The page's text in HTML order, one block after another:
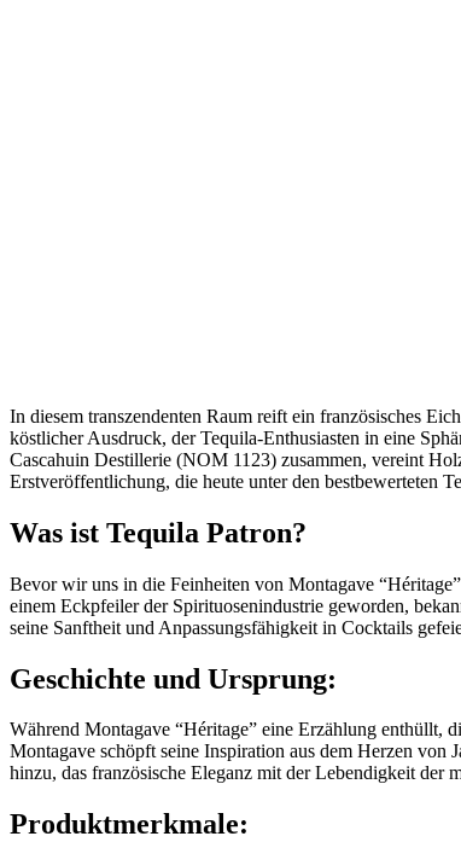
In diesem transzendenten Raum reift ein französisches
köstlicher Ausdruck, der Tequila-Enthusiasten in eine
Cascahuin Destillerie (NOM 1123) zusammen, vereint
Erstveröffentlichung, die heute unter den bestbewerteten
Was ist Tequila Patron?
Bevor wir uns in die Feinheiten von Montagave
einem Eckpfeiler der Spirituosenindustrie geworden,
seine Sanftheit und Anpassungsfähigkeit in Cocktails
Geschichte und Ursprung:
Während Montagave “Héritage” eine Erzählung enthüllt,
Montagave schöpft seine Inspiration aus dem Herzen
hinzu, das französische Eleganz mit der Lebendigkeit der
Produktmerkmale: